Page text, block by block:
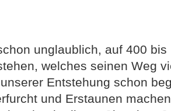
unglaublich, auf 400
welches seinen Weg
Entstehung schon
und Erstaunen